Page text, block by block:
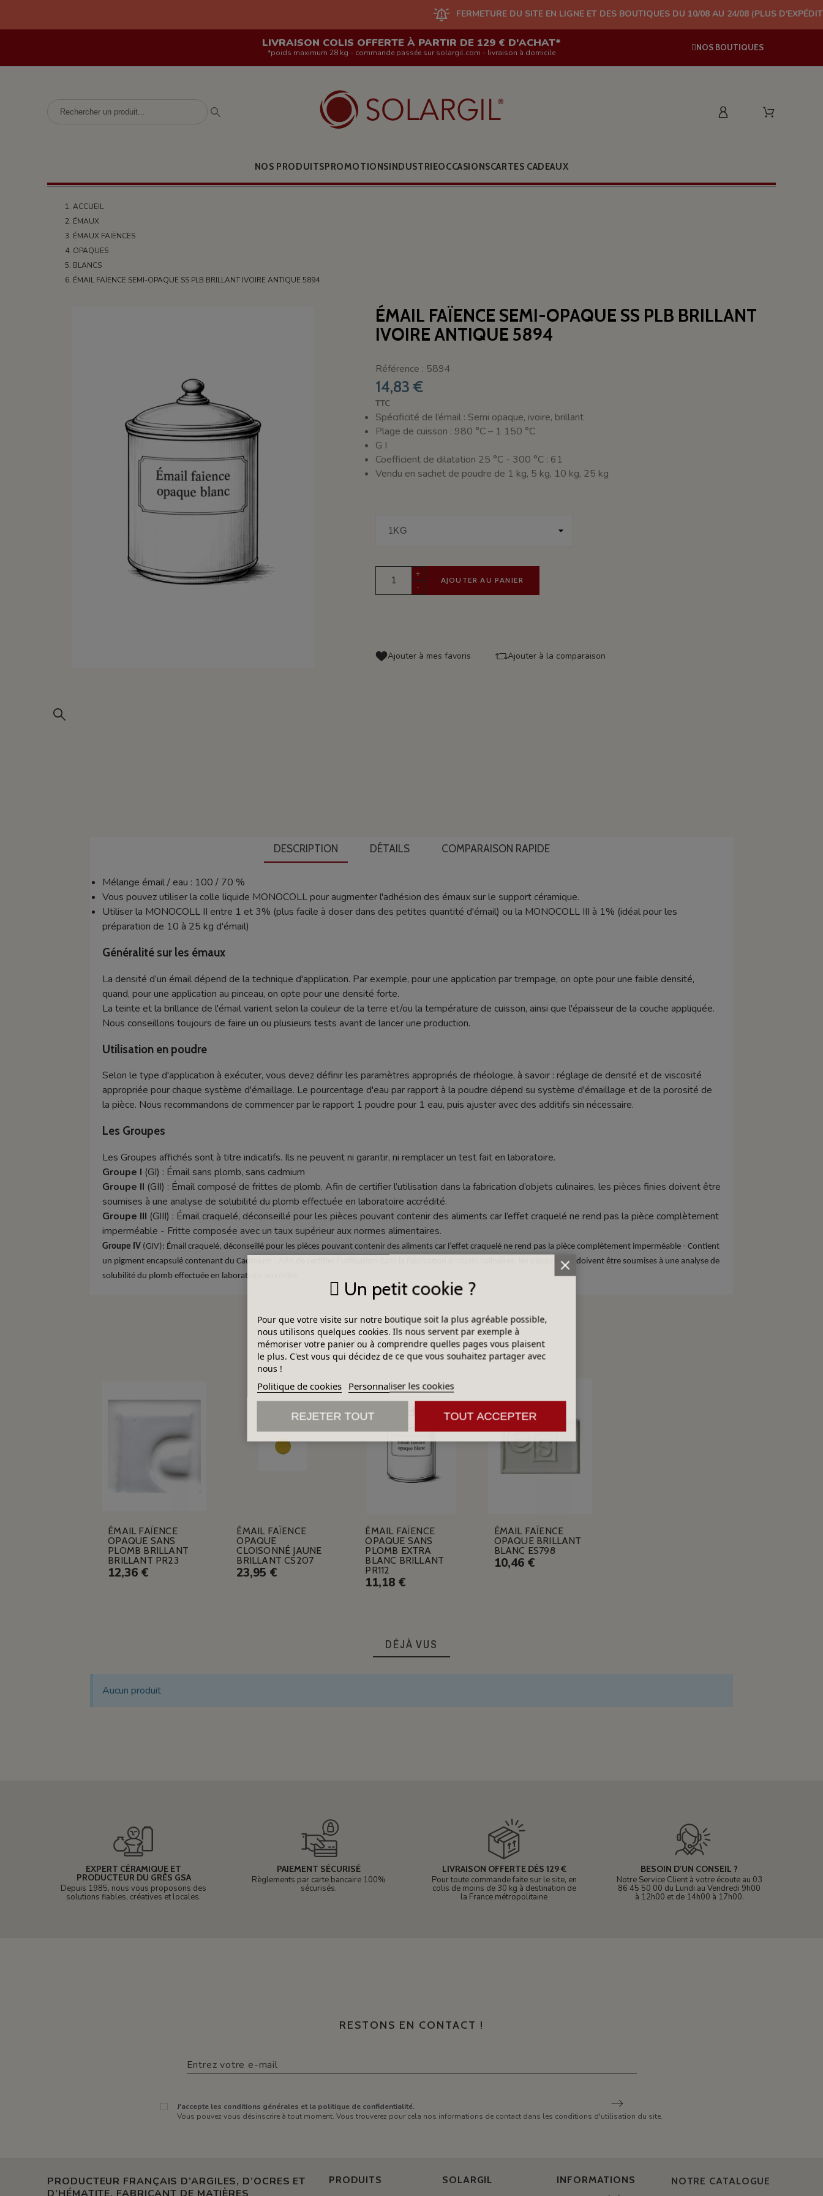
FERMETURE DU SITE EN LIGNE ET DES BOUTIQUES DU 10/08 AU 24/08 (PLUS D'EXPÉDITION À
LIVRAISON COLIS OFFERTE À PARTIR DE 129 € D'ACHAT*
*poids maximum 28 kg - commande passée sur solargil.com - livraison à domicile
NOS BOUTIQUES
NOS PRODUITSPROMOTIONSINDUSTRIEOCCASIONSCARTES CADEAUX
ACCUEIL
ÉMAUX
ÉMAUX FAIËNCES
OPAQUES
BLANCS
ÉMAIL FAÏENCE SEMI-OPAQUE SS PLB BRILLANT IVOIRE ANTIQUE 5894
ÉMAIL FAÏENCE SEMI-OPAQUE SS PLB BRILLANT
IVOIRE ANTIQUE 5894
Référence : 5894
14,83 €
TTC
Spécificité de l’émail : Semi opaque, ivoire, brillant
Plage de cuisson : 980 °C – 1 150 °C
G I
Coefficient de dilatation 25 °C - 300 °C : 61
Vendu en sachet de poudre de 1 kg, 5 kg, 10 kg, 25 kg
+
-
AJOUTER AU PANIER
Ajouter à mes favoris Ajouter à la comparaison
DESCRIPTION DÉTAILS COMPARAISON RAPIDE
Mélange émail / eau : 100 / 70 %
Vous pouvez utiliser la colle liquide MONOCOLL pour augmenter l'adhésion des émaux sur le support céramique.
Utiliser la MONOCOLL II entre 1 et 3% (plus facile à doser dans des petites quantité d'émail) ou la MONOCOLL III à 1% (idéal pour les
préparation de 10 à 25 kg d'émail)
Généralité sur les émaux
La densité d’un émail dépend de la technique d'application. Par exemple, pour une application par trempage, on opte pour une faible densité,
quand, pour une application au pinceau, on opte pour une densité forte.
La teinte et la brillance de l'émail varient selon la couleur de la terre et/ou la température de cuisson, ainsi que l'épaisseur de la couche appliquée.
Nous conseillons toujours de faire un ou plusieurs tests avant de lancer une production.
Utilisation en poudre
Selon le type d'application à exécuter, vous devez définir les paramètres appropriés de rhéologie, à savoir : réglage de densité et de viscosité
appropriée pour chaque système d'émaillage. Le pourcentage d'eau par rapport à la poudre dépend su système d'émaillage et de la porosité de
la pièce. Nous recommandons de commencer par le rapport 1 poudre pour 1 eau, puis ajuster avec des additifs sin nécessaire.
Les Groupes
Les Groupes affichés sont à titre indicatifs. Ils ne peuvent ni garantir, ni remplacer un test fait en laboratoire.
Groupe I (GI) : Émail sans plomb, sans cadmium
Groupe II (GII) : Émail composé de frittes de plomb. Afin de certifier l’utilisation dans la fabrication d’objets culinaires, les pièces finies doivent être
soumises à une analyse de solubilité du plomb effectuée en laboratoire accrédité.
Groupe III (GIII) : Émail craquelé, déconseillé pour les pièces pouvant contenir des aliments car l’effet craquelé ne rend pas la pièce complètement
imperméable - Fritte composée avec un taux supérieur aux normes alimentaires.
Groupe IV(GIV): Émail craquelé, déconseillé pour les pièces pouvant contenir des aliments car l’effet craquelé ne rend pas la pièce complètement imperméable - Contient
un pigment encapsulé contenant du Cadmium - Afin de certifier l’utilisation dans la fabrication d’objets culinaires, les pièces finies doivent être soumises à une analyse de
solubilité du plomb effectuée en laboratoire accrédité.
DANS LA MÊME CATÉGORIE
ÉMAIL FAÏENCE
OPAQUE SANS
PLOMB BRILLANT
BRILLANT PR23
12,36 €
ÉMAIL FAÏENCE
OPAQUE
CLOISONNÉ JAUNE
BRILLANT CS207
23,95 €
ÉMAIL FAÏENCE
OPAQUE SANS
PLOMB EXTRA
BLANC BRILLANT
PR112
11,18 €
ÉMAIL FAÏENCE
OPAQUE BRILLANT
BLANC ES798
10,46 €
DÉJÀ VUS
Aucun produit
EXPERT CÉRAMIQUE ET
PRODUCTEUR DU GRÈS GSA
Depuis 1985, nous vous proposons des
solutions fiables, créatives et locales.
PAIEMENT SÉCURISÉ
Règlements par carte bancaire 100%
sécurisés.
LIVRAISON OFFERTE DÈS 129 €
Pour toute commande faite sur le site, en
colis de moins de 30 kg à destination de
la France métropolitaine
BESOIN D'UN CONSEIL ?
Notre Service Client à votre écoute au 03
86 45 50 00 du Lundi au Vendredi 9h00
à 12h00 et de 14h00 à 17h00.
RESTONS EN CONTACT !
J'accepte les conditions générales et la politique de confidentialité.
Vous pouvez vous désinscrire à tout moment. Vous trouverez pour cela nos informations de contact dans les conditions d'utilisation du site.
PRODUCTEUR FRANÇAIS D’ARGILES, D’OCRES ET
PRODUITS SOLARGIL INFORMATIONS NOTRE CATALOGUE
Un petit cookie ?
Pour que votre visite sur notre boutique soit la plus agréable possible,
nous utilisons quelques cookies. Ils nous servent par exemple à
mémoriser votre panier ou à comprendre quelles pages vous plaisent
le plus. C'est vous qui décidez de ce que vous souhaitez partager avec
nous !
Politique de cookies Personnaliser les cookies
REJETER TOUT TOUT ACCEPTER